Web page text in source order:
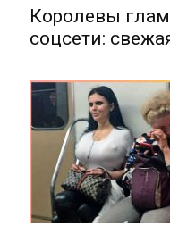
Королевы
соцсети: